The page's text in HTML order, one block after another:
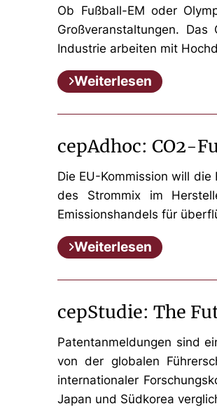
Ob Fußball-EM oder
Großveranstaltungen.
Industrie arbeiten mit
Weiterlesen
cepAdhoc: CO2-
Die EU-Kommission will die
des Strommix im
Emissionshandels für
Weiterlesen
cepStudie: The
Patentanmeldungen sind
von der globalen
internationaler
Japan und Südkorea